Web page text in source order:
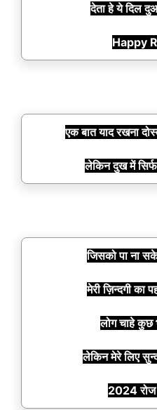
देता हे ये दिल
Happy
एक बात याद रखना
लेकिन दुख में
जिसको पा ना
मेरी ज़िन्दगी का
लोग चाहे
लेकिन मेरे लिए
2024 रोज